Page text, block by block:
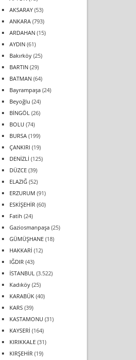
AKSARAY(53)
ANKARA(793)
ARDAHAN(15)
AYDIN(61)
Bakırköy(25)
BARTIN(29)
BATMAN(64)
Bayrampaşa(24)
Beyoğlu (24)
BİNGÖL (26)
BOLU (74)
BURSA(199)
ÇANKIRI (19)
DENİZLİ (125)
DÜZCE(39)
ELAZIĞ(52)
ERZURUM (91)
ESKİŞEHİR (60)
Fatih (24)
Gaziosmanpaşa(25)
GÜMÜŞHANE(18)
HAKKARİ (12)
IĞDIR (43)
İSTANBUL (3.522)
Kadıköy(25)
KARABÜK(40)
KARS(39)
KASTAMONU (31)
KAYSERİ (164)
KIRIKKALE(31)
KIRŞEHİR (19)